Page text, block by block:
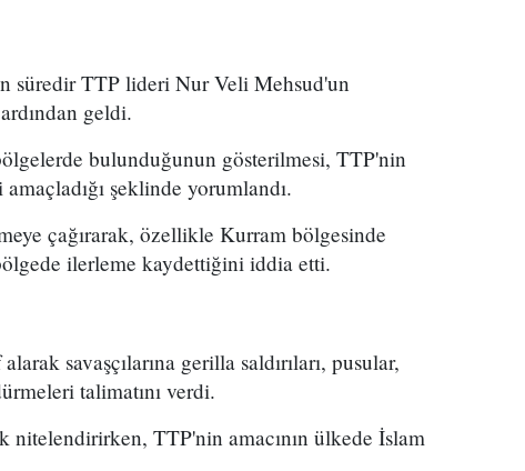
süredir TTP lideri Nur Veli Mehsud'un
geldi.
bulunduğunun gösterilmesi, TTP'nin
şeklinde yorumlandı.
çağırarak, özellikle Kurram bölgesinde
ilerleme kaydettiğini iddia etti.
savaşçılarına gerilla saldırıları, pusular,
talimatını verdi.
nitelendirirken, TTP'nin amacının ülkede İslam